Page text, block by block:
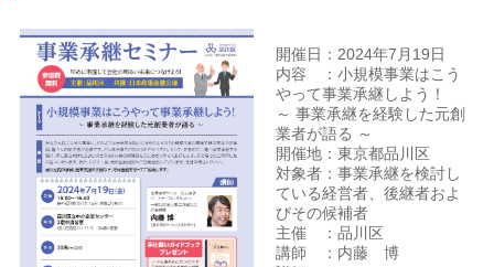
開催日：2024年7月19日
内容 ：小規模事業はこう
やって事業承継しよう！
～ 事業承継を経験した元創
業者が語る ～
開催地：東京都品川区
対象者：事業承継を検討し
ている経営者、後継者およ
びその候補者
主催 ：品川区
講師 ：内藤 博